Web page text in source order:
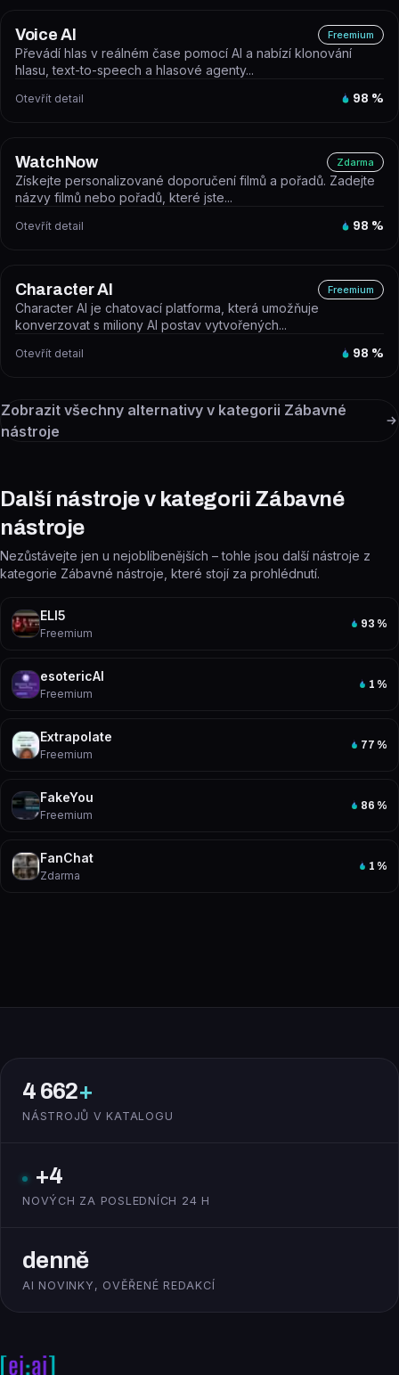
Voice AI Freemium
Převádí hlas v reálném čase pomocí AI a nabízí klonování
hlasu, text-to-speech a hlasové agenty...
Otevřít detail 98 %
WatchNow Zdarma
Získejte personalizované doporučení filmů a pořadů. Zadejte
názvy filmů nebo pořadů, které jste...
Otevřít detail 98 %
Character AI Freemium
Character AI je chatovací platforma, která umožňuje
konverzovat s miliony AI postav vytvořených...
Otevřít detail 98 %
Zobrazit všechny alternativy v kategorii Zábavné
nástroje
Další nástroje v kategorii Zábavné
nástroje
Nezůstávejte jen u nejoblíbenějších – tohle jsou další nástroje z
kategorie Zábavné nástroje, které stojí za prohlédnutí.
ELI5
Freemium
93 %
esotericAI
Freemium
1 %
Extrapolate
Freemium
77 %
FakeYou
Freemium
86 %
FanChat
Zdarma
1 %
4 662+
NÁSTROJŮ V KATALOGU
+4
NOVÝCH ZA POSLEDNÍCH 24 H
denně
AI NOVINKY, OVĚŘENÉ REDAKCÍ